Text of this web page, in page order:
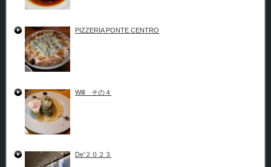
PIZZERIA PONTE CENTRO
Will その４
De’２０２３